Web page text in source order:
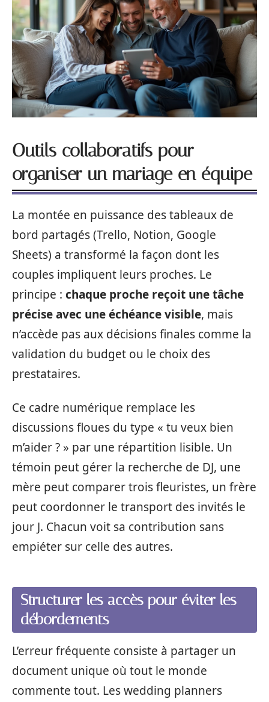
Outils collaboratifs pour
organiser un mariage en équipe
La montée en puissance des tableaux de
bord partagés (Trello, Notion, Google
Sheets) a transformé la façon dont les
couples impliquent leurs proches. Le
principe : chaque proche reçoit une tâche
précise avec une échéance visible, mais
n’accède pas aux décisions finales comme la
validation du budget ou le choix des
prestataires.
Ce cadre numérique remplace les
discussions floues du type « tu veux bien
m’aider ? » par une répartition lisible. Un
témoin peut gérer la recherche de DJ, une
mère peut comparer trois fleuristes, un frère
peut coordonner le transport des invités le
jour J. Chacun voit sa contribution sans
empiéter sur celle des autres.
Structurer les accès pour éviter les
débordements
L’erreur fréquente consiste à partager un
document unique où tout le monde
commente tout. Les wedding planners